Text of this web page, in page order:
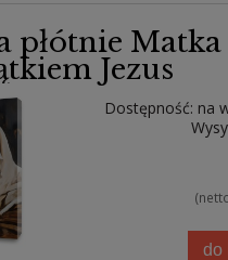
płótnie Matka
Jezus
Dostępność: na
do